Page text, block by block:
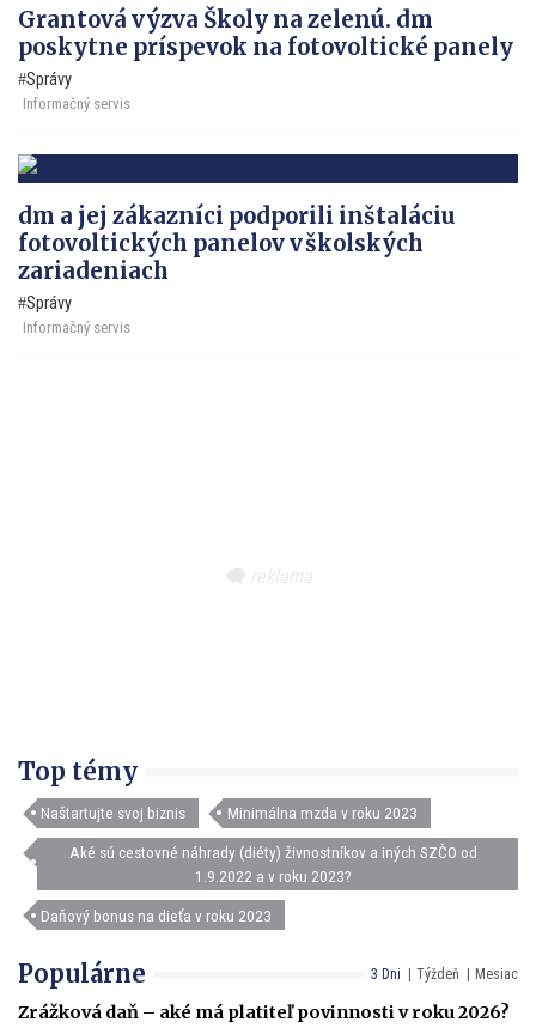
Grantová výzva Školy na zelenú. dm
poskytne príspevok na fotovoltické panely
Správy
Informačný servis
dm a jej zákazníci podporili inštaláciu
fotovoltických panelov v školských
zariadeniach
Správy
Informačný servis
Top témy
Naštartujte svoj biznis Minimálna mzda v roku 2023
Aké sú cestovné náhrady (diéty) živnostníkov a iných SZČO od
1.9.2022 a v roku 2023?
Daňový bonus na dieťa v roku 2023
3 Dni Týždeň Mesiac
Populárne
Zrážková daň – aké má platiteľ povinnosti v roku 2026?